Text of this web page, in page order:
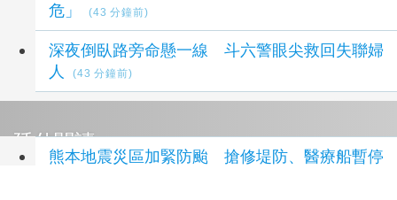
危」
(43 分鐘前)
深夜倒臥路旁命懸一線 斗六警眼尖救回失聯婦
人
(43 分鐘前)
延伸閱讀
熊本地震災區加緊防颱 搶修堤防、醫療船暫停